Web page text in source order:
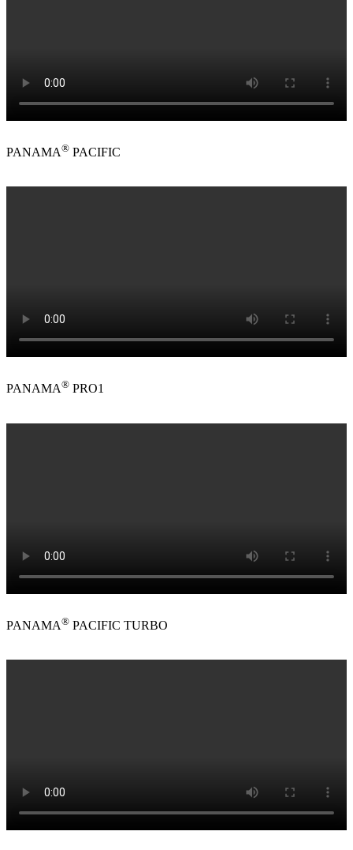
PANAMA® PACIFIC
PANAMA® PRO1
PANAMA® PACIFIC TURBO